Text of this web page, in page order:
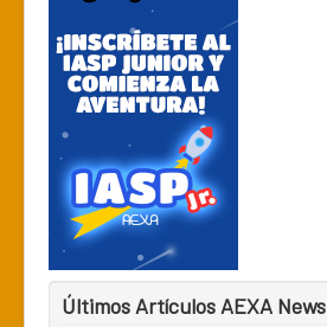
Últimos Artículos AEXA News